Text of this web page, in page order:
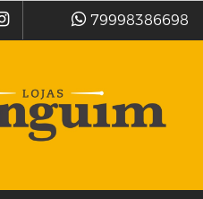
79998386698